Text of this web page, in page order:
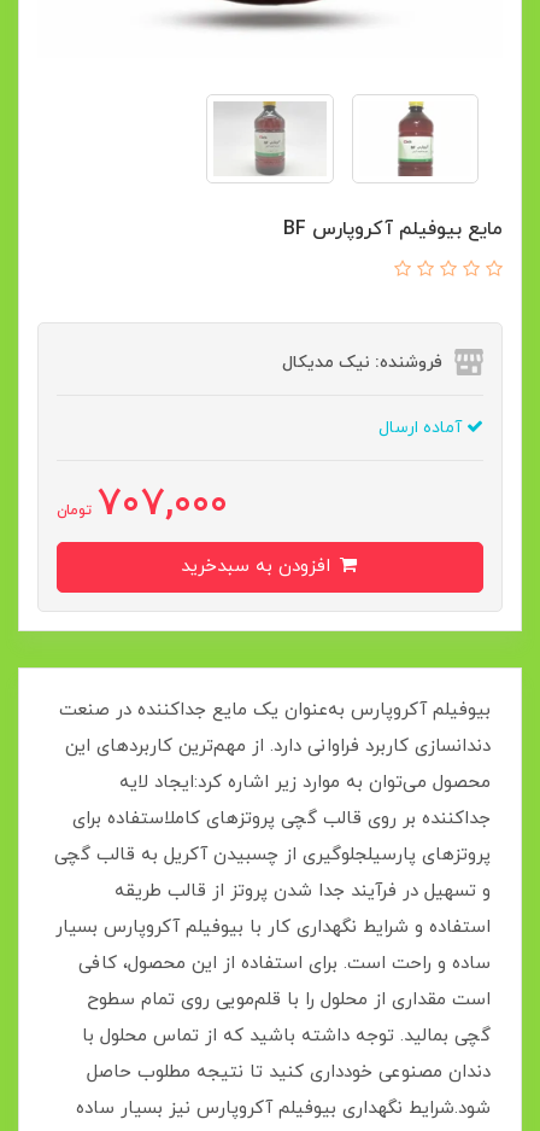
مایع بیوفیلم آکروپارس BF
فروشنده: نیک مدیکال
آماده ارسال
707,000 تومان
بیوفیلم آکروپارس به‌عنوان یک مایع جداکننده در صنعت
دندانسازی کاربرد فراوانی دارد. از مهم‌ترین کاربردهای این
محصول می‌توان به موارد زیر اشاره کرد:ایجاد لایه
جداکننده بر روی قالب گچی پروتزهای کاملاستفاده برای
پروتزهای پارسیلجلوگیری از چسبیدن آکریل به قالب گچی
و تسهیل در فرآیند جدا شدن پروتز از قالب طریقه
استفاده و شرایط نگهداری کار با بیوفیلم آکروپارس بسیار
ساده و راحت است. برای استفاده از این محصول، کافی
است مقداری از محلول را با قلم‌مویی روی تمام سطوح
گچی بمالید. توجه داشته باشید که از تماس محلول با
دندان مصنوعی خودداری کنید تا نتیجه مطلوب حاصل
شود.شرایط نگهداری بیوفیلم آکروپارس نیز بسیار ساده